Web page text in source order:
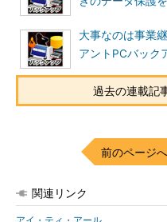
大事なのは事業
アントPCバック
過去の連載記
前のページへ
関連リンク